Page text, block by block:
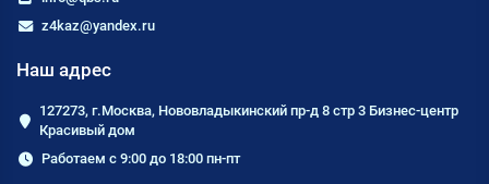
z4kaz@yandex.ru
Наш адрес
127273, г.Москва, Нововладыкинский пр-д 8 стр 3 Бизнес-центр
Красивый дом
Работаем с 9:00 до 18:00 пн-пт